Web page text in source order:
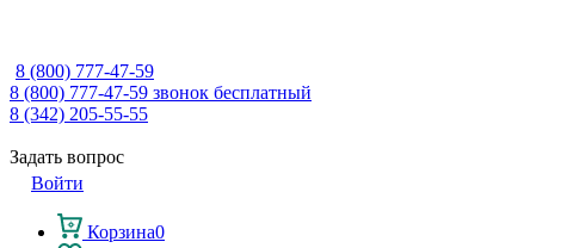
8 (800) 777-47-59
8 (800) 777-47-59 звонок бесплатный
8 (342) 205-55-55
Задать вопрос
Войти
Корзина0